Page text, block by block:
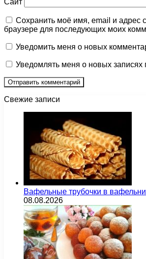
Сайт
Сохранить моё имя, email и адрес
браузере для последующих моих
Уведомить меня о новых
Уведомлять меня о новых записях
Свежие записи
Вафельные трубочки в
08.08.2026